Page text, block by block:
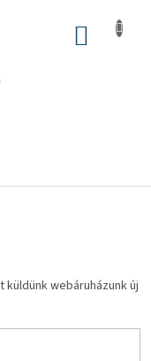
KOSÁR
webáruházunk új